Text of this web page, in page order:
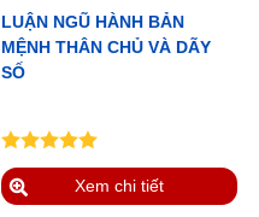
LUẬN NGŨ HÀNH BẢN
MỆNH THÂN CHỦ VÀ DÃY
SỐ
Xem chi tiết